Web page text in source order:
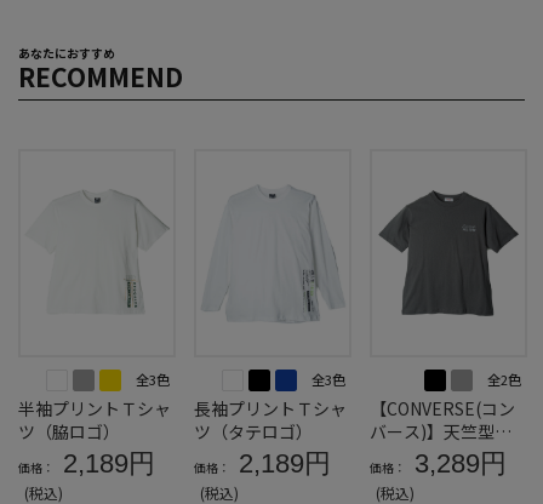
あなたにおすすめ
RECOMMEND
全3色
半袖プリントＴシャ
ツ（脇ロゴ）
価格： 2,189円
(税込)
全3色
長袖プリントＴシャ
ツ（タテロゴ）
価格： 2,189円
(税込)
全2色
【CONVERSE(コン
バース)】天竺型押
しバックロゴプリン
ト半袖Ｔシャツ
価格： 3,289円
(税込)